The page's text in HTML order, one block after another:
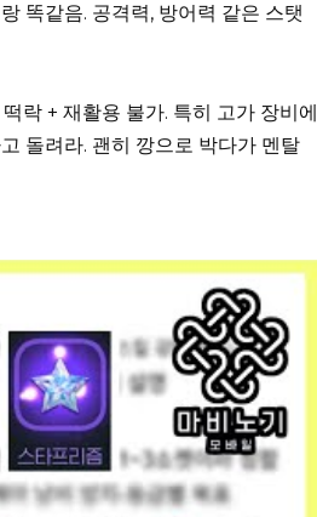
똑같음. 공격력, 방어력 같은 스탯
락 + 재활용 불가. 특히 고가 장비에
돌려라. 괜히 깡으로 박다가 멘탈